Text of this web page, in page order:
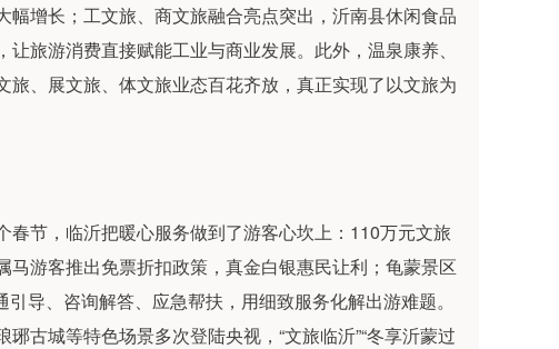
增长；工文旅、商文旅融合亮点突出，沂南县休闲食品
旅游消费直接赋能工业与商业发展。此外，温泉康养、
、展文旅、体文旅业态百花齐放，真正实现了以文旅为
节，临沂把暖心服务做到了游客心坎上：110万元文旅
游客推出免票折扣政策，真金白银惠民让利；龟蒙景区
导、咨询解答、应急帮扶，用细致服务化解出游难题。
古城等特色场景多次登陆央视，“文旅临沂”“冬享沂蒙过